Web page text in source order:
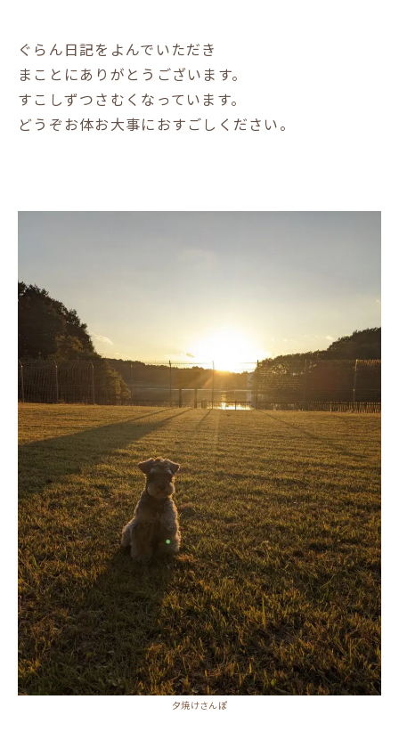
ぐらん日記をよんでいただき
まことにありがとうございます。
すこしずつさむくなっています。
どうぞお体お大事におすごしください。
夕焼けさんぽ